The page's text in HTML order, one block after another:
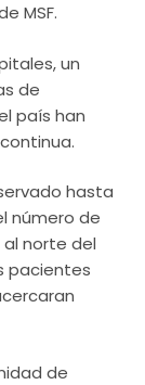
MSF.
un
de
país han
hasta
número de
norte del
pacientes
de